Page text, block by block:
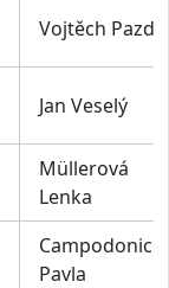
Vojtěch
Jan Veselý
Müllerová
Lenka
Pavla